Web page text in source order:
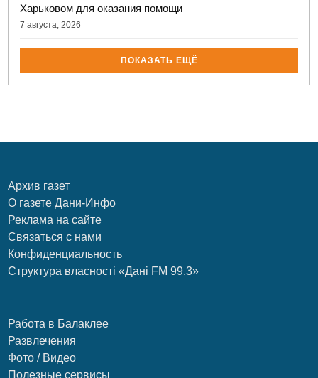
Харьковом для оказания помощи
7 августа, 2026
ПОКАЗАТЬ ЕЩЁ
Архив газет
О газете Дани-Инфо
Реклама на сайте
Связаться с нами
Конфиденциальность
Структура власності «Дані FM 99.3»
Работа в Балаклее
Развлечения
Фото / Видео
Полезные сервисы